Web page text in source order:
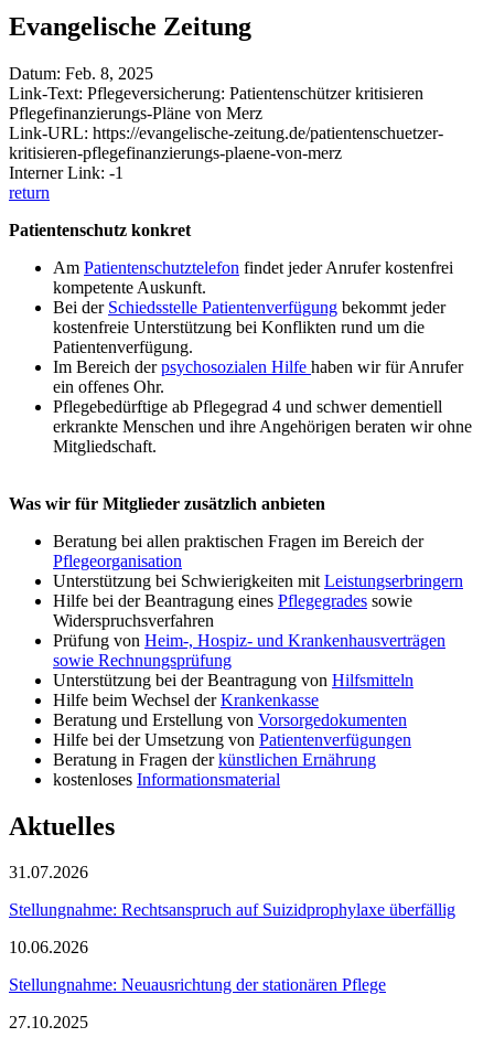
Evangelische Zeitung
Datum: Feb. 8, 2025
Link-Text: Pflegeversicherung: Patientenschützer kritisieren
Pflegefinanzierungs-Pläne von Merz
Link-URL: https://evangelische-zeitung.de/patientenschuetzer-
kritisieren-pflegefinanzierungs-plaene-von-merz
Interner Link: -1
return
Patientenschutz konkret
Am Patientenschutztelefon findet jeder Anrufer kostenfrei
kompetente Auskunft.
Bei der Schiedsstelle Patientenverfügung bekommt jeder
kostenfreie Unterstützung bei Konflikten rund um die
Patientenverfügung.
Im Bereich derpsychosozialen Hilfe haben wir für Anrufer
ein offenes Ohr.
Pflegebedürftige ab Pflegegrad 4 und schwer dementiell
erkrankte Menschen und ihre Angehörigen beraten wir ohne
Mitgliedschaft.
Was wir für Mitglieder zusätzlich anbieten
Beratung bei allen praktischen Fragen im Bereich der
Pflegeorganisation
Unterstützung bei Schwierigkeiten mit Leistungserbringern
Hilfe bei der Beantragung eines Pflegegrades sowie
Widerspruchsverfahren
Prüfung von Heim-, Hospiz- und Krankenhausverträgen
sowie Rechnungsprüfung
Unterstützung bei der Beantragung von Hilfsmitteln
Hilfe beim Wechsel derKrankenkasse
Beratung und Erstellung von Vorsorgedokumenten
Hilfe bei der Umsetzung von Patientenverfügungen
Beratung in Fragen derkünstlichen Ernährung
kostenloses Informationsmaterial
Aktuelles
31.07.2026
Stellungnahme: Rechtsanspruch auf Suizidprophylaxe überfällig
10.06.2026
Stellungnahme: Neuausrichtung der stationären Pflege
27.10.2025